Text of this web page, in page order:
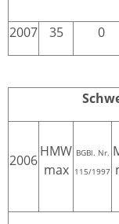
2007 35 0
2006
HMW
max
BGBl. Nr.
115/1997